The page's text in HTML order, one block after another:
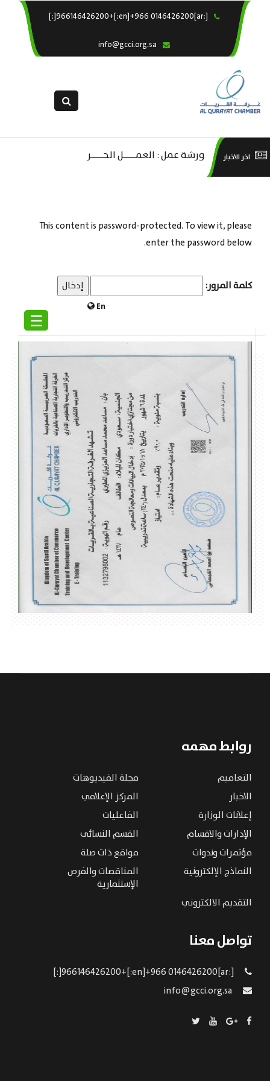
[:ar]966146426200+[:en]+966 0146426200[:]
En
☰
×
خدماتنا
التقديم الالكترونى
اخر الاخبار ورشة عمل : العمـــــل الحـــــر
This content is password-protected. To view it, please
enter the password below.
كلمة المرور:
روابط مهمه
التعاميم
مجلة الفيديوهات
الاخبار
المركز الإعلامي
إعلانات الوزارة
الفاعليات
الإدارات والاقسام
القسم النسائى
مؤتمرات وندوات
مواقع ذات صلة
النماذج الإلكترونية
المناقصات والفرص
الإستثمارية
التقديم الالكتروني
تواصل معنا
[:ar]966146426200+[:en]+966 0146426200[:]